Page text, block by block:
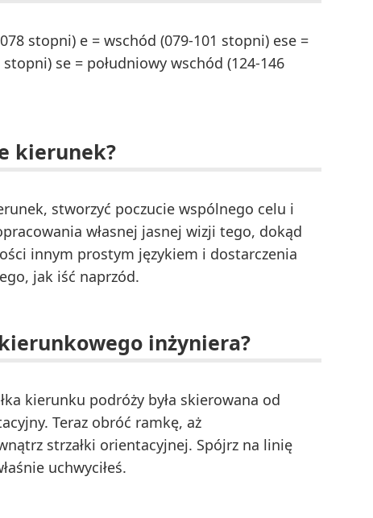
stopni) e = wschód (079-101 stopni) ese =
se = południowy wschód (124-146
kierunek?
stworzyć poczucie wspólnego celu i
własnej jasnej wizji tego, dokąd
innym prostym językiem i dostarczenia
jak iść naprzód.
inżyniera?
kierunku podróży była skierowana od
Teraz obróć ramkę, aż
strzałki orientacyjnej. Spójrz na linię
uchwyciłeś.